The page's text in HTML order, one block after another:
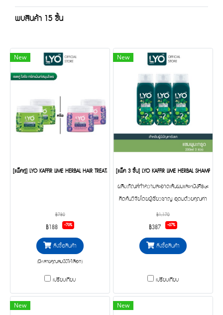
พบสินค้า 15 ชิ้น
New
[แพ็คคู่] LYO KAFFIR LIME HERBAL HAIR TREATMENT - ทรีทเมนท์สมุนไพร (200ml.)
฿780
฿188 -76%
สั่งซื้อสินค้า
(มีหลายคุณสมบัติให้เลือก)
เปรียบเทียบ
New
[แพ็ค 3 ชิ้น] LYO KAFFIR LIME HERBAL
ผลิตภัณฑ์ทำความสะอาดเส้นผมและหนังศีรษะ
คิดค้นวิจัยโดยผู้เชี่ยวชาญ อุดมด้วยคุณค่า
จากมะกรูด นำมันจมูกข้าวสำลี ถั่วลันเตา
น้ำมันลาเวนเดอร์ และวิตามินอี
฿1,170
฿387 -67%
สั่งซื้อสินค้า
เปรียบเทียบ
New New